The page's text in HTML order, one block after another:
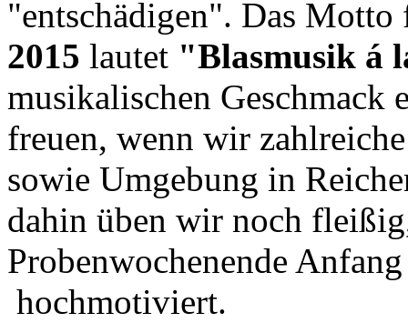
"entschädigen". Das
2015 lautet "Blasmusik á
musikalischen Geschmack
freuen, wenn wir
sowie Umgebung in
dahin üben wir noch
Probenwochenende
hochmotiviert.